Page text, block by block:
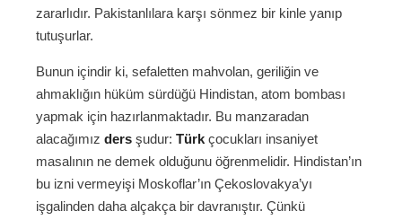
zararlıdır. Pakistanlılara karşı sönmez bir kinle yanıp
tutuşurlar.
Bunun içindir ki, sefaletten mahvolan, geriliğin ve
ahmaklığın hüküm sürdüğü Hindistan, atom bombası
yapmak için hazırlanmaktadır. Bu manzaradan
alacağımız ders şudur: Türk çocukları insaniyet
masalının ne demek olduğunu öğrenmelidir. Hindistan’ın
bu izni vermeyişi Moskoflar’ın Çekoslovakya’yı
işgalinden daha alçakça bir davranıştır. Çünkü